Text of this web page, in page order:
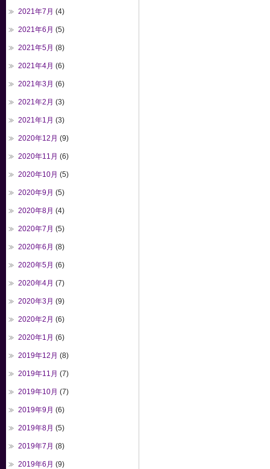
2021年7月 (4)
2021年6月 (5)
2021年5月 (8)
2021年4月 (6)
2021年3月 (6)
2021年2月 (3)
2021年1月 (3)
2020年12月 (9)
2020年11月 (6)
2020年10月 (5)
2020年9月 (5)
2020年8月 (4)
2020年7月 (5)
2020年6月 (8)
2020年5月 (6)
2020年4月 (7)
2020年3月 (9)
2020年2月 (6)
2020年1月 (6)
2019年12月 (8)
2019年11月 (7)
2019年10月 (7)
2019年9月 (6)
2019年8月 (5)
2019年7月 (8)
2019年6月 (9)